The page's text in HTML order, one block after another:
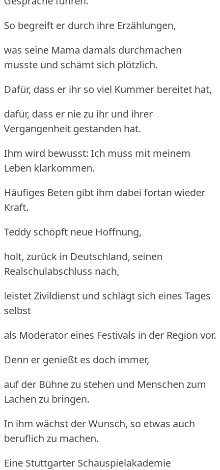
So begreift er durch ihre Erzählungen,
was seine Mama damals durchmachen
musste und schämt sich plötzlich.
Dafür, dass er ihr so viel Kummer bereitet hat,
dafür, dass er nie zu ihr und ihrer
Vergangenheit gestanden hat.
Ihm wird bewusst: Ich muss mit meinem
Leben klarkommen.
Häufiges Beten gibt ihm dabei fortan wieder
Kraft.
Teddy schöpft neue Hoffnung,
holt, zurück in Deutschland, seinen
Realschulabschluss nach,
leistet Zivildienst und schlägt sich eines Tages
selbst
als Moderator eines Festivals in der Region vor.
Denn er genießt es doch immer,
auf der Bühne zu stehen und Menschen zum
Lachen zu bringen.
In ihm wächst der Wunsch, so etwas auch
beruflich zu machen.
Eine Stuttgarter Schauspielakademie